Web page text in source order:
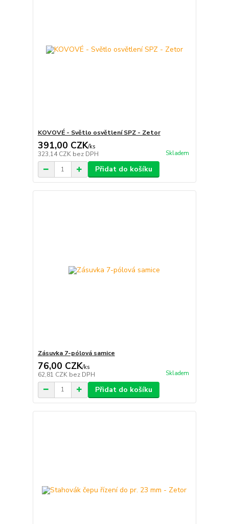
KOVOVÉ - Světlo osvětlení SPZ - Zetor
391,00 CZK/ks
323,14 CZK bez DPH Skladem
Přidat do košíku
Zásuvka 7-pólová samice
76,00 CZK/ks
62,81 CZK bez DPH Skladem
Přidat do košíku